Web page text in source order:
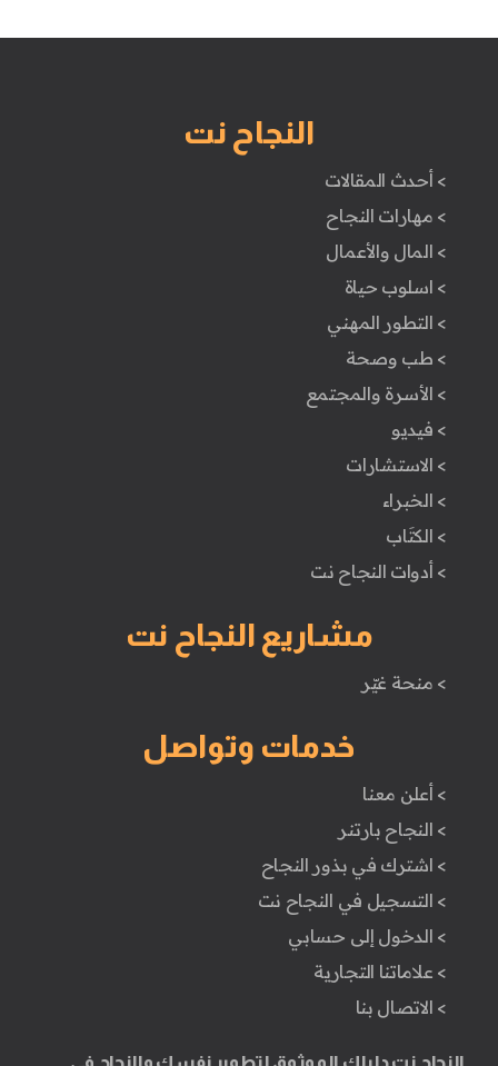
النجاح نت
> أحدث المقالات
> مهارات النجاح
> المال والأعمال
> اسلوب حياة
> التطور المهني
> طب وصحة
> الأسرة والمجتمع
> فيديو
> الاستشارات
> الخبراء
> الكتَاب
> أدوات النجاح نت
مشاريع النجاح نت
> منحة غيّر
خدمات وتواصل
> أعلن معنا
> النجاح بارتنر
> اشترك في بذور النجاح
> التسجيل في النجاح نت
> الدخول إلى حسابي
> علاماتنا التجارية
> الاتصال بنا